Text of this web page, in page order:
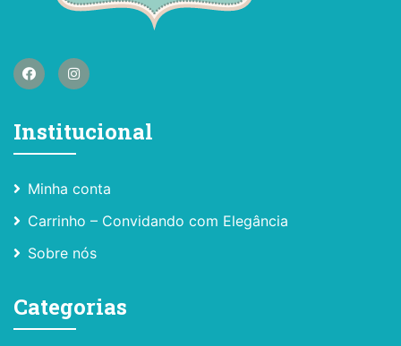
Institucional
Minha conta
Carrinho – Convidando com Elegância
Sobre nós
Categorias